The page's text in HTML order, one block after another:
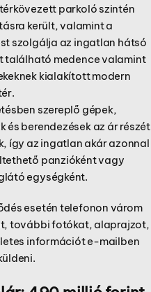
parkoló szintén
került, valamint a
szolgálja az ingatlan hátsó
található medence valamint
kialakított modern
szereplő gépek,
és berendezések az ár részét
így az ingatlan akár azonnal
panzióként vagy
egységként.
esetén telefonon várom
további fotókat, alaprajzot,
információt e-mailben